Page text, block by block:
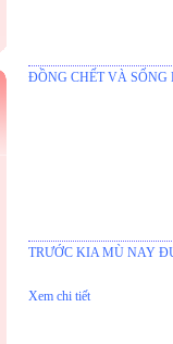
ĐỒNG CHẾT VÀ
TRƯỚC KIA MÙ NAY
Xem chi tiết